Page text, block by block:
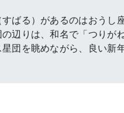
ばる）があるのはおうし
辺りは、和名で「つりが
団を眺めながら、良い新